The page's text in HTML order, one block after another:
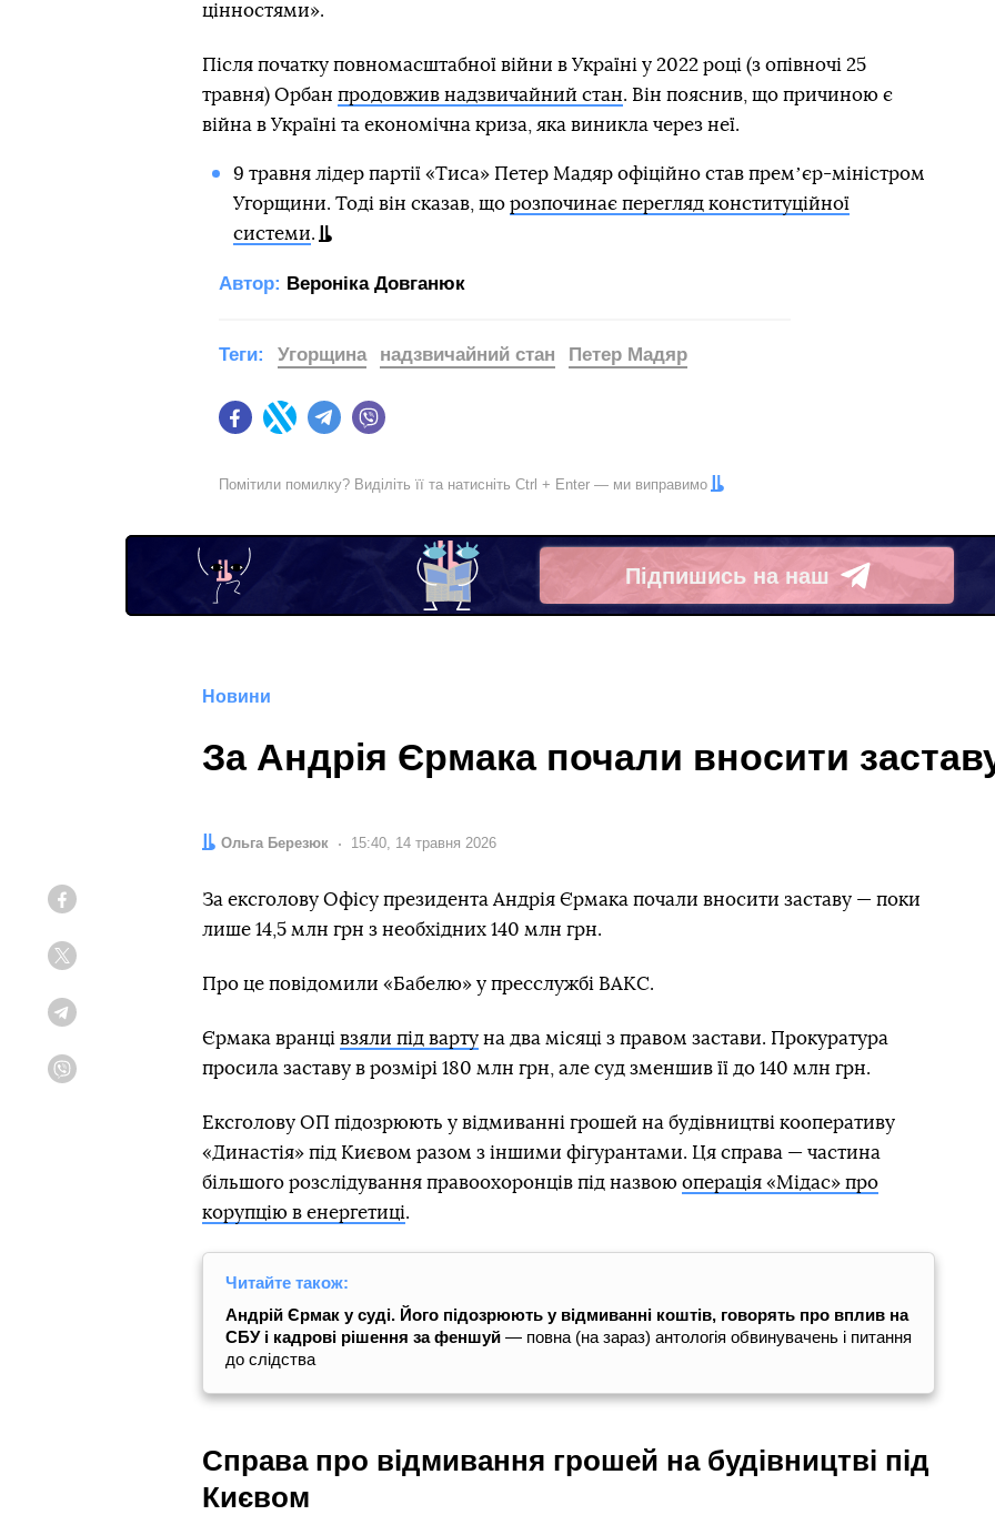
цінностями».
Після початку повномасштабної війни в Україні у 2022 році (з опівночі 25
травня) Орбан продовжив надзвичайний стан. Він пояснив, що причиною є
війна в Україні та економічна криза, яка виникла через неї.
9 травня лідер партії «Тиса» Петер Мадяр офіційно став премʼєр-міністром
Угорщини. Тоді він сказав, що розпочинає перегляд конституційної
системи.
Автор: Вероніка Довганюк
FacebookTwitter Telegram
Теги: Угорщина надзвичайний стан Петер Мадяр
Помітили помилку? Виділіть її та натисніть Ctrl + Enter — ми виправимо
Підпишись на наш
Telegram
Новини
За Андрія Єрмака почали вносити
Автор:
Ольга Березюк Дата:
15:40, 14 травня 2026
За ексголову Офісу президента Андрія Єрмака почали вносити заставу — поки
лише 14,5 млн грн з необхідних 140 млн грн.
Про це повідомили «Бабелю» у пресслужбі ВАКС.
Єрмака вранці взяли під варту на два місяці з правом застави. Прокуратура
просила заставу в розмірі 180 млн грн, але суд зменшив її до 140 млн грн.
Ексголову ОП підозрюють у відмиванні грошей на будівництві кооперативу
«Династія» під Києвом разом з іншими фігурантами. Ця справа — частина
більшого розслідування правоохоронців під назвою операція «Мідас» про
корупцію в енергетиці.
Читайте також:
Андрій Єрмак у суді. Його підозрюють у відмиванні коштів, говорять про вплив на
СБУ і кадрові рішення за феншуй — повна (на зараз) антологія обвинувачень і питання
до слідства
Справа про відмивання грошей на будівництві під
Києвом